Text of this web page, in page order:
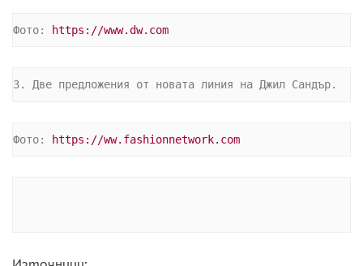
Фото: https://www.dw.com
3. Две предложения от новата линия на Джил Сандър.
Фото: https://ww.fashionnetwork.com